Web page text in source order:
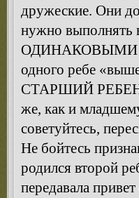
дружеские. Они
нужно
ОДИНАКОВЫМИ
одного ребе
СТАРШИЙ
же, как и
советуйтесь,
Не бойтесь
родился второй
передавала